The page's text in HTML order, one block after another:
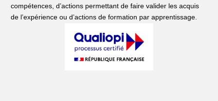
compétences, d’actions permettant de faire valider les acquis
de l’expérience ou d’actions de formation par apprentissage.